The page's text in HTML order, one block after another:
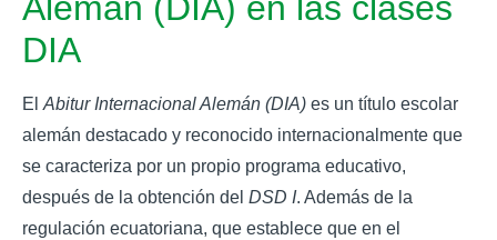
DIA
El Abitur Internacional Alemán (DIA) es un título escolar
alemán destacado y reconocido internacionalmente que
se caracteriza por un propio programa educativo,
después de la obtención del DSD I. Además de la
regulación ecuatoriana, que establece que en el